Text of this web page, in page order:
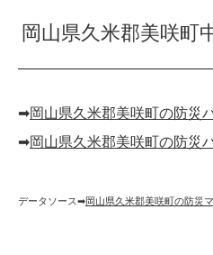
岡山県久米郡美咲町
➡︎岡山県久米郡美咲町の防災
➡︎岡山県久米郡美咲町の防災
データソース➡︎岡山県久米郡美咲町の防災